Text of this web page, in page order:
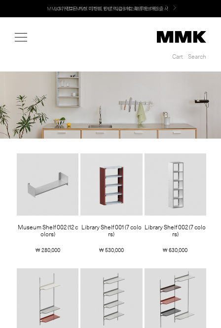
MMK의 새로운 키친 디자인, EXTRUDE 익스트루드 라인 출시
LG 가전과 MMK 키친의 만남. 지금 바로 확인해보세요.
Cart Search
Museum Shelf 002 (12 c
olors)
￦ 280,000
Library Shelf 001 (7 colo
rs)
￦ 530,000
Library Shelf 002 (7 colo
rs)
￦ 630,000